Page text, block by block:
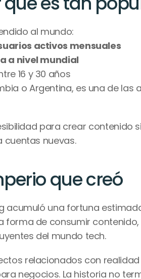
al mundo:
activos mensuales
a nivel mundial
16 y 30 años
o Argentina, es una de
para crear contenido
cuentas nuevas.
que creó
acumuló una fortuna
forma de consumir
del mundo tech.
relacionados con
negocios. La historia no